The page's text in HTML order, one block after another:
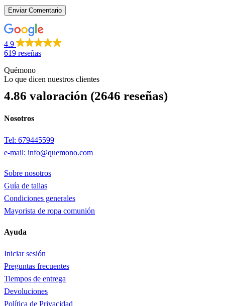
4.9
619 reseñas
Quémono
Lo que dicen nuestros clientes
4.86 valoración (2646 reseñas)
Nosotros
Tel: 679445599
e-mail: info@quemono.com
Sobre nosotros
Guía de tallas
Condiciones generales
Mayorista de ropa comunión
Ayuda
Iniciar sesión
Preguntas frecuentes
Tiempos de entrega
Devoluciones
Política de Privacidad